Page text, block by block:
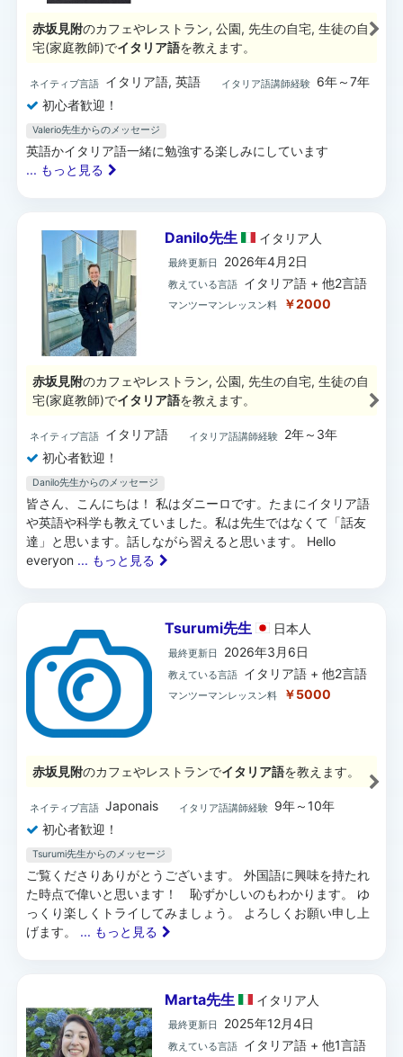
赤坂見附のカフェやレストラン, 公園, 先生の自宅, 生徒の自
宅(家庭教師)でイタリア語を教えます。
ネイティブ言語 イタリア語, 英語 イタリア語講師経験
6年～7年
初心者歓迎！
Valerio先生からのメッセージ
英語かイタリア語一緒に勉強する楽しみにしています
... もっと見る
Danilo先生 イタリア 人
最終更新日 2026年4月2日
教えている言語 イタリア語 + 他2言語
マンツーマンレッスン料 ￥2000
赤坂見附のカフェやレストラン, 公園, 先生の自宅, 生徒の自
宅(家庭教師)でイタリア語を教えます。
ネイティブ言語 イタリア語 イタリア語講師経験
2年～3年
初心者歓迎！
Danilo先生からのメッセージ
皆さん、こんにちは！ 私はダニーロです。たまにイタリア語
や英語や科学も教えていました。私は先生ではなくて「話友
達」と思います。話しながら習えると思います。 Hello
everyon ... もっと見る
Tsurumi先生 日本 人
最終更新日 2026年3月6日
教えている言語 イタリア語 + 他2言語
マンツーマンレッスン料 ￥5000
赤坂見附のカフェやレストランでイタリア語を教えます。
ネイティブ言語 Japonais イタリア語講師経験
9年～10年
初心者歓迎！
Tsurumi先生からのメッセージ
ご覧くださりありがとうございます。 外国語に興味を持たれ
た時点で偉いと思います！ 恥ずかしいのもわかります。 ゆ
っくり楽しくトライしてみましょう。 よろしくお願い申し上
げます。 ... もっと見る
Marta先生 イタリア 人
最終更新日 2025年12月4日
教えている言語 イタリア語 + 他1言語